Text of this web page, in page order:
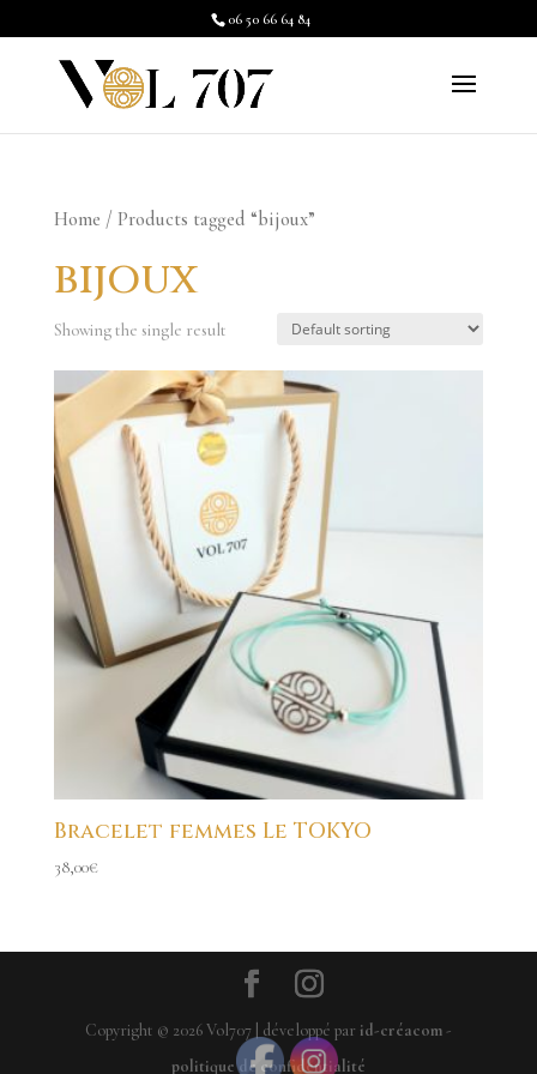
06 50 66 64 84
Home / Products tagged “bijoux”
bijoux
Showing the single result
Bracelet femmes Le TOKYO
38,00€
Copyright © 2026Vol707 | développé par id-créacom-
politique de confidentialité